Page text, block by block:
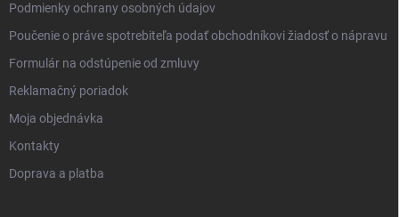
Podmienky ochrany osobných údajov
Poučenie o práve spotrebiteľa podať obchodníkovi žiadosť o nápravu
Formulár na odstúpenie od zmluvy
Reklamačný poriadok
Moja objednávka
Kontakty
Doprava a platba